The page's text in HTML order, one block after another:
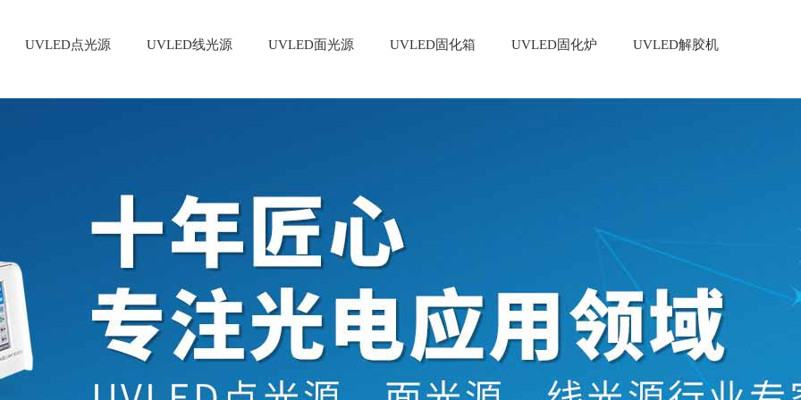
UVLED点光源 UVLED线光源 UVLED面光源 UVLED固化箱 UVLED固化炉 UVLED解胶机